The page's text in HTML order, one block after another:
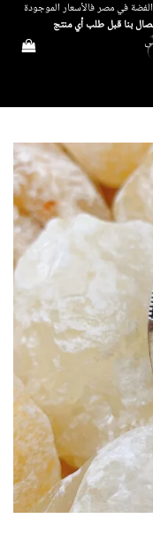
في مصر فالأسعار الموجودة
بنا قبل طلب أي منتج